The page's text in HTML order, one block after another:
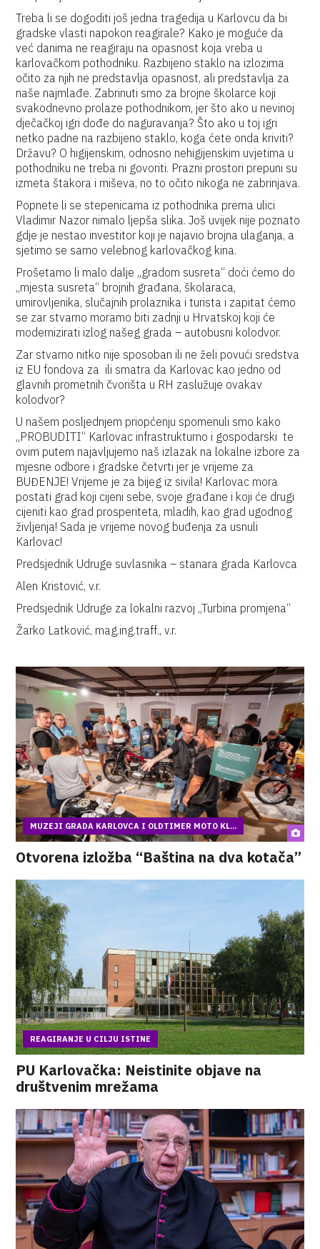
Treba li se dogoditi još jedna tragedija u Karlovcu da bi
gradske vlasti napokon reagirale? Kako je moguće da
već danima ne reagiraju na opasnost koja vreba u
karlovačkom pothodniku. Razbijeno staklo na izlozima
očito za njih ne predstavlja opasnost, ali predstavlja za
naše najmlađe. Zabrinuti smo za brojne školarce koji
svakodnevno prolaze pothodnikom, jer što ako u nevinoj
dječačkoj igri dođe do naguravanja? Što ako u toj igri
netko padne na razbijeno staklo, koga ćete onda kriviti?
Državu? O higijenskim, odnosno nehigijenskim uvjetima u
pothodniku ne treba ni govoriti. Prazni prostori prepuni su
izmeta štakora i miševa, no to očito nikoga ne zabrinjava.
Popnete li se stepenicama iz pothodnika prema ulici
Vladimir Nazor nimalo ljepša slika. Još uvijek nije poznato
gdje je nestao investitor koji je najavio brojna ulaganja, a
sjetimo se samo velebnog karlovačkog kina.
Prošetamo li malo dalje „gradom susreta“ doći ćemo do
„mjesta susreta“ brojnih građana, školaraca,
umirovljenika, slučajnih prolaznika i turista i zapitat ćemo
se zar stvarno moramo biti zadnji u Hrvatskoj koji će
modernizirati izlog našeg grada – autobusni kolodvor.
Zar stvarno nitko nije sposoban ili ne želi povući sredstva
iz EU fondova za ili smatra da Karlovac kao jedno od
glavnih prometnih čvorišta u RH zaslužuje ovakav
kolodvor?
U našem posljednjem priopćenju spomenuli smo kako
„PROBUDITI“ Karlovac infrastrukturno i gospodarski te
ovim putem najavljujemo naš izlazak na lokalne izbore za
mjesne odbore i gradske četvrti jer je vrijeme za
BUĐENJE! Vrijeme je za bijeg iz sivila! Karlovac mora
postati grad koji cijeni sebe, svoje građane i koji će drugi
cijeniti kao grad prosperiteta, mladih, kao grad ugodnog
življenja! Sada je vrijeme novog buđenja za usnuli
Karlovac!
Predsjednik Udruge suvlasnika – stanara grada Karlovca
Alen Kristović, v.r.
Predsjednik Udruge za lokalni razvoj „Turbina promjena“
Žarko Latković, mag.ing.traff., v.r.
MUZEJI GRADA KARLOVCA I OLDTIMER MOTO KL...
Otvorena izložba “Baština na dva kotača”
REAGIRANJE U CILJU ISTINE
PU Karlovačka: Neistinite objave na
društvenim mrežama